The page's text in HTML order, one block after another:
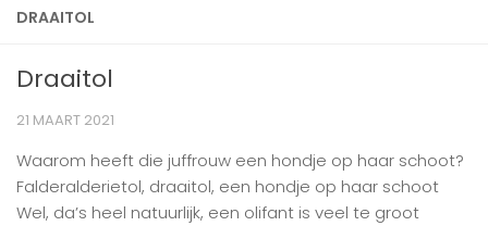
DRAAITOL
Draaitol
21 MAART 2021
Waarom heeft die juffrouw een hondje op haar schoot?
Falderalderietol, draaitol, een hondje op haar schoot
Wel, da’s heel natuurlijk, een olifant is veel te groot